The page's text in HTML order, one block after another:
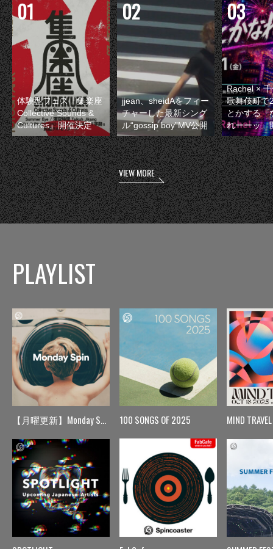
体験型フェス『集楽座
Collective Sounds &
Cultures』開催決定
jjean、sheidAをフィー
チャーした最新シング
ル“gossip boy”MV公開
Rachel ×
歌舞伎町で
とかする『
れーーッ』
VIEW MORE
PLAYLIST
【月曜更新】Monday Spin 100 SONGS OF 2025 MIND TRAVEL